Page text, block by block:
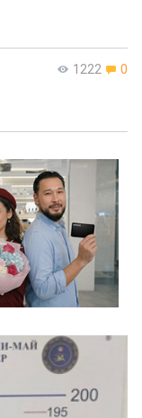
1222 0